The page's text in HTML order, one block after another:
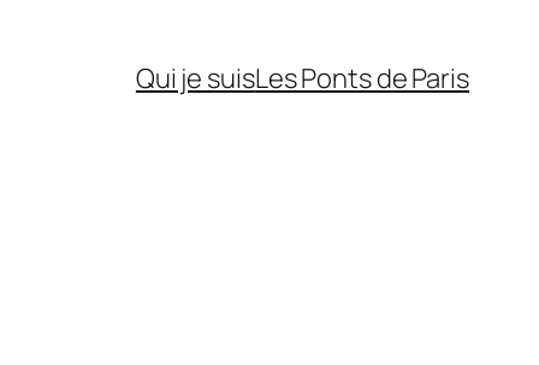
Qui je suisLes Ponts de Paris